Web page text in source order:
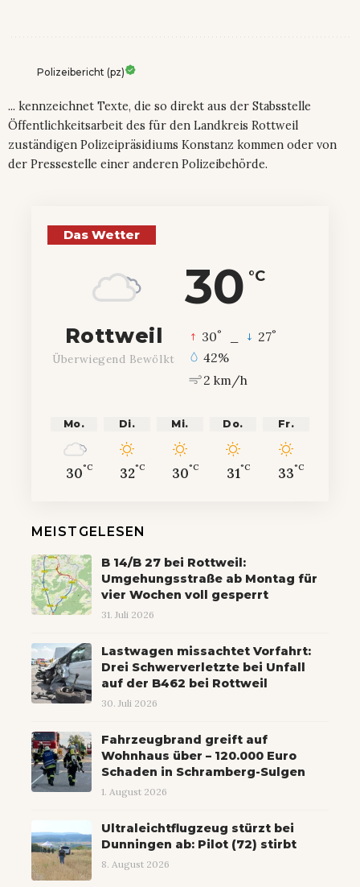
Polizeibericht (pz)
... kennzeichnet Texte, die so direkt aus der Stabsstelle
Öffentlichkeitsarbeit des für den Landkreis Rottweil
zuständigen Polizeipräsidiums Konstanz kommen oder von
der Pressestelle einer anderen Polizeibehörde.
Das Wetter
30 °C
Rottweil
Überwiegend Bewölkt
30° 27°
42%
2 km/h
Mo.
30°C
Di.
32°C
Mi.
30°C
Do.
31°C
Fr.
33°C
MEISTGELESEN
B 14/B 27 bei Rottweil:
Umgehungsstraße ab Montag für
vier Wochen voll gesperrt
31. Juli 2026
Lastwagen missachtet Vorfahrt:
Drei Schwerverletzte bei Unfall
auf der B462 bei Rottweil
30. Juli 2026
Fahrzeugbrand greift auf
Wohnhaus über – 120.000 Euro
Schaden in Schramberg-Sulgen
1. August 2026
Ultraleichtflugzeug stürzt bei
Dunningen ab: Pilot (72) stirbt
8. August 2026